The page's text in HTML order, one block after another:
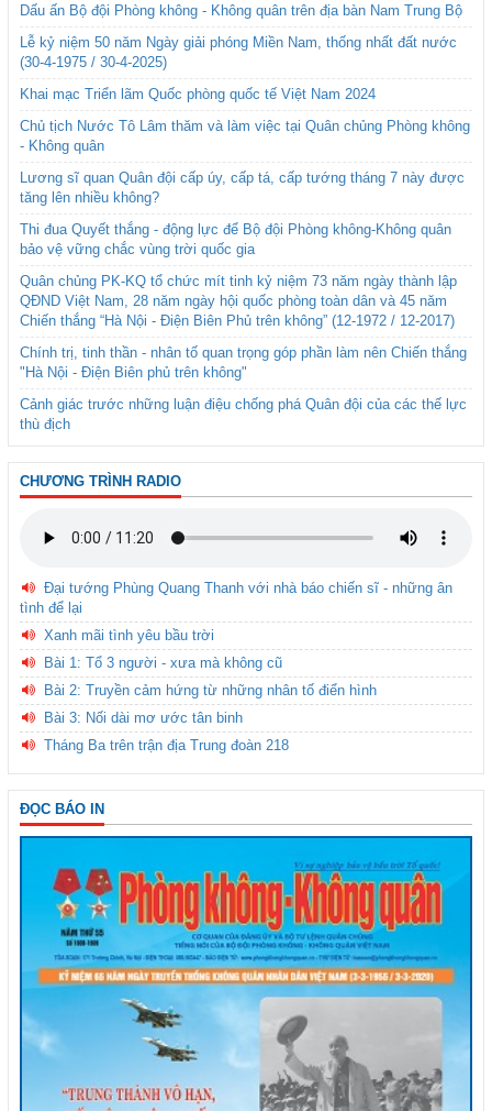
Dấu ấn Bộ đội Phòng không - Không quân trên địa bàn Nam Trung Bộ
Lễ kỷ niệm 50 năm Ngày giải phóng Miền Nam, thống nhất đất nước
(30-4-1975 / 30-4-2025)
Khai mạc Triển lãm Quốc phòng quốc tế Việt Nam 2024
Chủ tịch Nước Tô Lâm thăm và làm việc tại Quân chủng Phòng không
- Không quân
Lương sĩ quan Quân đội cấp úy, cấp tá, cấp tướng tháng 7 này được
tăng lên nhiều không?
Thi đua Quyết thắng - động lực để Bộ đội Phòng không-Không quân
bảo vệ vững chắc vùng trời quốc gia
Quân chủng PK-KQ tổ chức mít tinh kỷ niệm 73 năm ngày thành lập
QĐND Việt Nam, 28 năm ngày hội quốc phòng toàn dân và 45 năm
Chiến thắng “Hà Nội - Điện Biên Phủ trên không” (12-1972 / 12-2017)
Chính trị, tinh thần - nhân tố quan trọng góp phần làm nên Chiến thắng
"Hà Nội - Điện Biên phủ trên không"
Cảnh giác trước những luận điệu chống phá Quân đội của các thế lực
thù địch
CHƯƠNG TRÌNH RADIO
Đại tướng Phùng Quang Thanh với nhà báo chiến sĩ - những ân
tình để lại
Xanh mãi tình yêu bầu trời
Bài 1: Tổ 3 người - xưa mà không cũ
Bài 2: Truyền cảm hứng từ những nhân tố điển hình
Bài 3: Nối dài mơ ước tân binh
Tháng Ba trên trận địa Trung đoàn 218
ĐỌC BÁO IN